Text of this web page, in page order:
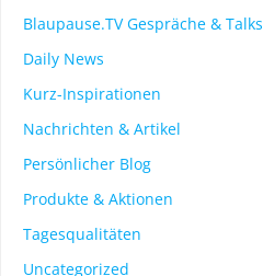
Blaupause.TV Gespräche & Talks
Daily News
Kurz-Inspirationen
Nachrichten & Artikel
Persönlicher Blog
Produkte & Aktionen
Tagesqualitäten
Uncategorized